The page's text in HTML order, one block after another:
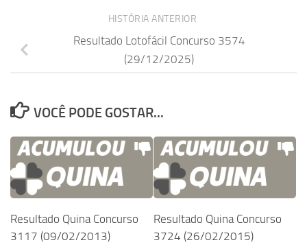
HISTÓRIA ANTERIOR
Resultado Lotofácil Concurso 3574
(29/12/2025)
VOCÊ PODE GOSTAR...
Resultado Quina Concurso
3117 (09/02/2013)
Resultado Quina Concurso
3724 (26/02/2015)